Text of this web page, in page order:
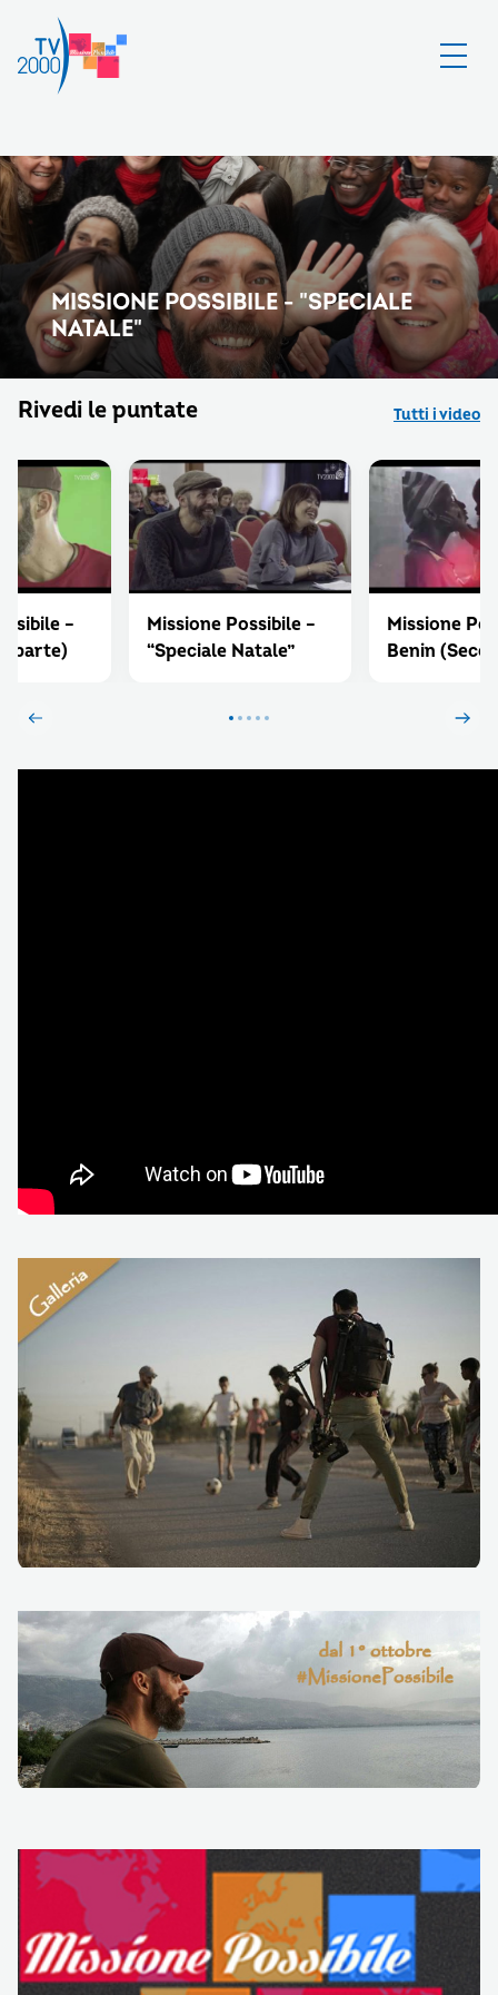
MISSIONE POSSIBILE - "SPECIALE
NATALE"
Rivedi le puntate Tutti i video
Missione Possibile –
“Speciale Natale”
Missione
Benin
–
parte)